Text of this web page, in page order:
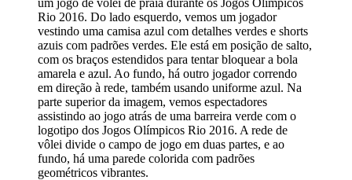
Rio 2016. Do lado esquerdo, vemos um jogador
vestindo uma camisa azul com detalhes verdes e shorts
azuis com padrões verdes. Ele está em posição de salto,
com os braços estendidos para tentar bloquear a bola
amarela e azul. Ao fundo, há outro jogador correndo
em direção à rede, também usando uniforme azul. Na
parte superior da imagem, vemos espectadores
assistindo ao jogo atrás de uma barreira verde com o
logotipo dos Jogos Olímpicos Rio 2016. A rede de
vôlei divide o campo de jogo em duas partes, e ao
fundo, há uma parede colorida com padrões
geométricos vibrantes.